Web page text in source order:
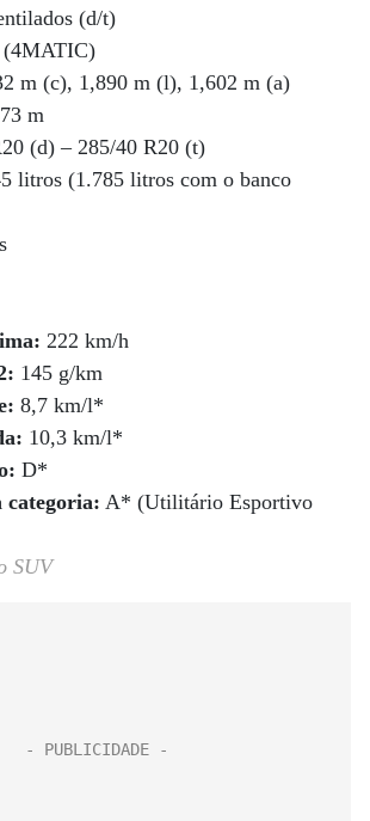
(d/t)
(4MATIC)
m (c), 1,890 m (l), 1,602 m (a)
m
(d) – 285/40 R20 (t)
litros (1.785 litros com o banco
222 km/h
145 g/km
8,7 km/l*
10,3 km/l*
D*
categoria: A* (Utilitário Esportivo
SUV